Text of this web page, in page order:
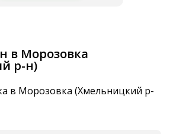
в Морозовка
р-н)
в Морозовка (Хмельницкий р-